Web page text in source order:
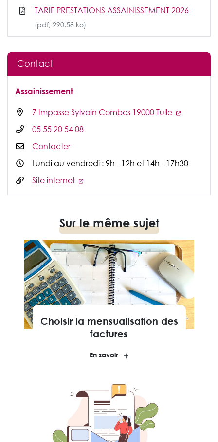
TARIF PRESTATIONS ASSAINISSEMENT 2026
(pdf, 290,58 ko)
Contact
Assainissement
7 Impasse Sylvain Combes 19000 Tulle
05 55 20 54 08
Contacter
Lundi au vendredi : 9h - 12h et 14h - 17h30
Site internet
Sur le même sujet
Choisir la mensualisation des
factures
En savoir